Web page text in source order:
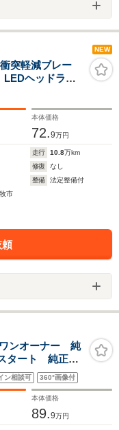
NEW
突軽減ブレー
ヘッドライ
本体価格
72.9万円
走行 10.8万km
修復
なし
整備
法定整備付
市
ンオーナー 純
タート 純正フ
ム Bluetooth接
保証書
ン相談可 360°画像付
本体価格
89.9万円